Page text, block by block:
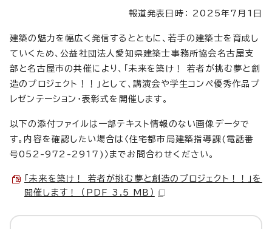
報道発表日時： 2025年7月1日
建築の魅力を幅広く発信するとともに、若手の建築士を育成し
ていくため、公益社団法人愛知県建築士事務所協会名古屋支
部と名古屋市の共催により、「未来を築け！ 若者が挑む夢と創
造のプロジェクト！！」として、講演会や学生コンペ優秀作品プ
レゼンテーション・表彰式を開催します。
以下の添付ファイルは一部テキスト情報のない画像データで
す。内容を確認したい場合は〈住宅都市局建築指導課(電話番
号052-972-2917)〉までお問合わせください。
「未来を築け！ 若者が挑む夢と創造のプロジェクト！！」を
開催します！ （PDF 3.5 MB）